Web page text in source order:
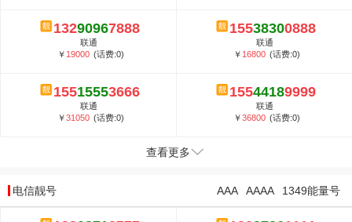
13290967888
联通
￥ 19000 (话费:0)
15538300888
联通
￥ 16800 (话费:0)
15515553666
联通
￥31050 (话费:0)
15544189999
联通
￥36800 (话费:0)
查看更多
电信靓号 1349能量号
AAAA
AAA